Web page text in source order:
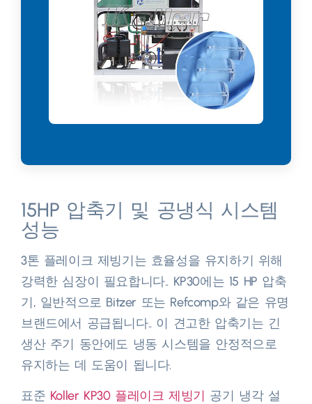
15HP 압축기 및 공냉식 시스템
성능
3톤 플레이크 제빙기는 효율성을 유지하기 위해
강력한 심장이 필요합니다.. KP30에는 15 HP 압축
기, 일반적으로 Bitzer 또는 Refcomp와 같은 유명
브랜드에서 공급됩니다.. 이 견고한 압축기는 긴
생산 주기 동안에도 냉동 시스템을 안정적으로
유지하는 데 도움이 됩니다.​
표준 Koller KP30 플레이크 제빙기 공기 냉각 설